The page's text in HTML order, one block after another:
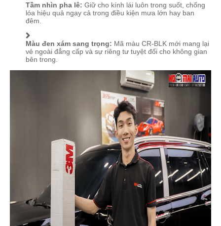
Tầm nhìn pha lê: Giữ cho kính lái luôn trong suốt, chống
lóa hiệu quả ngay cả trong điều kiện mưa lớn hay ban
đêm.
Màu đen xám sang trọng: Mã màu CR-BLK mới mang lại
vẻ ngoài đẳng cấp và sự riêng tư tuyệt đối cho không gian
bên trong.